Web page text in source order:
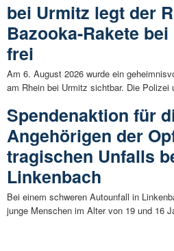
bei Urmitz legt der
Bazooka-Rakete
frei
Am 6. August 2026 wurde ein
am Rhein bei Urmitz sichtbar. Die Polizei
Spendenaktion für
Angehörigen der
tragischen Unfalls
Linkenbach
Bei einem schweren Autounfall in
junge Menschen im Alter von 19 und 16